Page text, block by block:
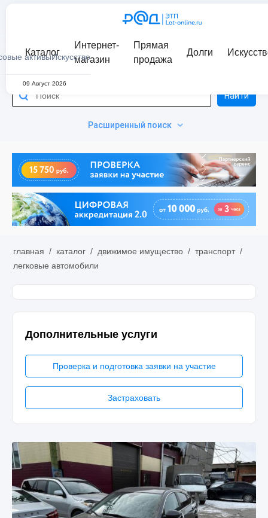
активыИскусство
Каталог
Интернет-
магазин
Прямая
продажа
Долги
09 Август 2026
Расширенный поиск
Найти
главная / каталог / движимое имущество / транспорт /
легковые автомобили
Дополнительные услуги
Проверка и подготовка заявки на участие
Застраховать